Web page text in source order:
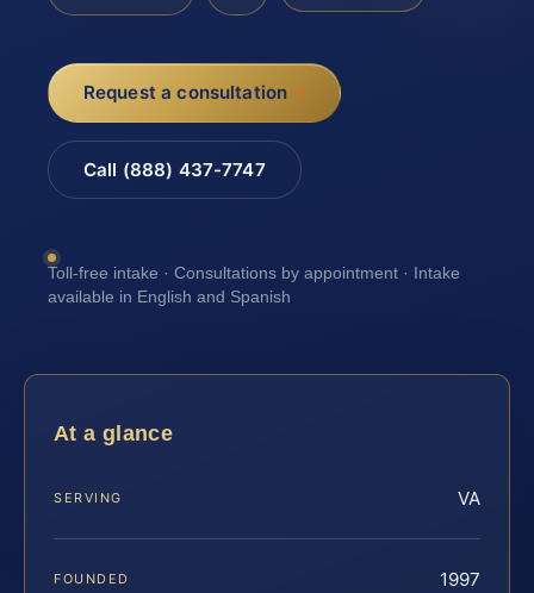
Request a consultation
Call (888) 437-7747
Toll-free intake · Consultations by appointment · Intake
available in English and Spanish
At a glance
SERVING VA
FOUNDED 1997